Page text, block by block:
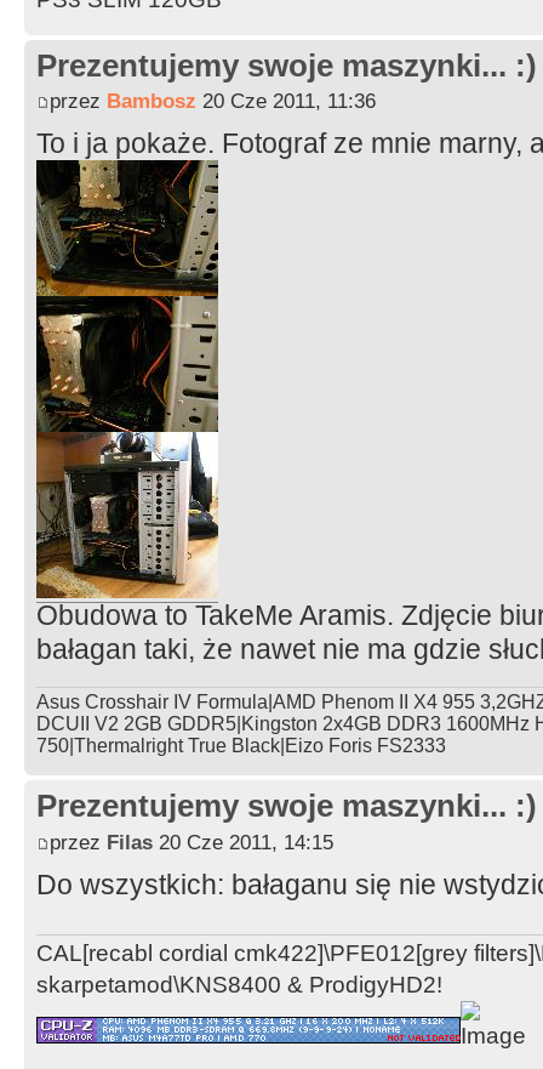
Prezentujemy swoje maszynki... :)
przez Bambosz 20 Cze 2011, 11:36
To i ja pokaże. Fotograf ze mnie marny,
Obudowa to TakeMe Aramis. Zdjęcie
bałagan taki, że nawet nie ma gdzie
Asus Crosshair IV Formula|AMD Phenom II X4 955
DCUII V2 2GB GDDR5|Kingston 2x4GB DDR3 1600MHz
750|Thermalright True Black|Eizo Foris FS2333
Prezentujemy swoje maszynki... :)
przez Filas 20 Cze 2011, 14:15
Do wszystkich: bałaganu się nie
CAL[recabl cordial cmk422]\PFE012[grey
skarpetamod\KNS8400 & ProdigyHD2!